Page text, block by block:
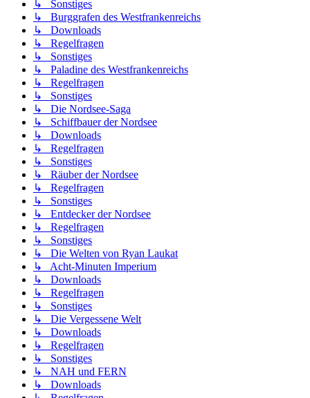
↳ Sonstiges
↳ Burggrafen des Westfrankenreichs
↳ Downloads
↳ Regelfragen
↳ Sonstiges
↳ Paladine des Westfrankenreichs
↳ Regelfragen
↳ Sonstiges
↳ Die Nordsee-Saga
↳ Schiffbauer der Nordsee
↳ Downloads
↳ Regelfragen
↳ Sonstiges
↳ Räuber der Nordsee
↳ Regelfragen
↳ Sonstiges
↳ Entdecker der Nordsee
↳ Regelfragen
↳ Sonstiges
↳ Die Welten von Ryan Laukat
↳ Acht-Minuten Imperium
↳ Downloads
↳ Regelfragen
↳ Sonstiges
↳ Die Vergessene Welt
↳ Downloads
↳ Regelfragen
↳ Sonstiges
↳ NAH und FERN
↳ Downloads